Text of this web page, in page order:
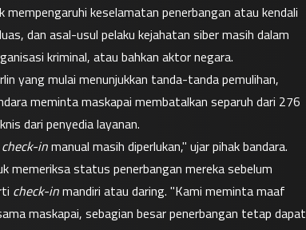
keselamatan penerbangan atau kendali
dan asal-usul pelaku kejahatan siber masih dalam
kriminal, atau bahkan aktor negara.
yang mulai menunjukkan tanda-tanda pemulihan,
meminta maskapai membatalkan separuh dari 276
dari penyedia layanan.
check-in manual masih diperlukan," ujar pihak bandara.
memeriksa status penerbangan mereka sebelum
check-in mandiri atau daring. "Kami meminta maaf
maskapai, sebagian besar penerbangan tetap dapat